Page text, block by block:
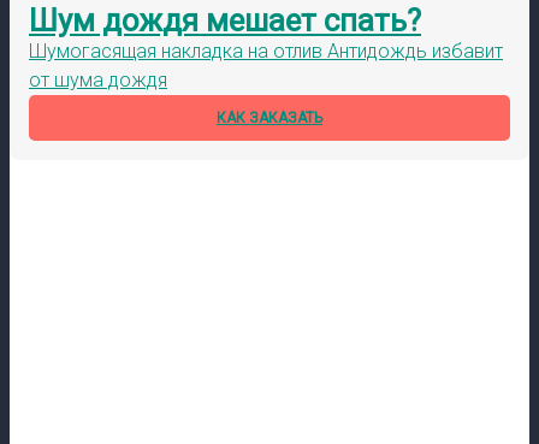
Шум дождя мешает спать?
Шумогасящая накладка на отлив Антидождь избавит
от шума дождя
КАК ЗАКАЗАТЬ